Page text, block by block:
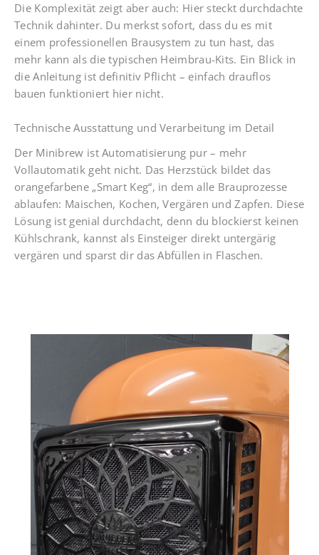
Die Komplexität zeigt aber auch: Hier steckt durchdachte
Technik dahinter. Du merkst sofort, dass du es mit
einem professionellen Brausystem zu tun hast, das
mehr kann als die typischen Heimbrau-Kits. Ein Blick in
die Anleitung ist definitiv Pflicht – einfach drauflos
bauen funktioniert hier nicht.
Technische Ausstattung und Verarbeitung im Detail
Der Minibrew ist Automatisierung pur – mehr
Vollautomatik geht nicht. Das Herzstück bildet das
orangefarbene „Smart Keg“, in dem alle Brauprozesse
ablaufen: Maischen, Kochen, Vergären und Zapfen. Diese
Lösung ist genial durchdacht, denn du blockierst keinen
Kühlschrank, kannst als Einsteiger direkt untergärig
vergären und sparst dir das Abfüllen in Flaschen.